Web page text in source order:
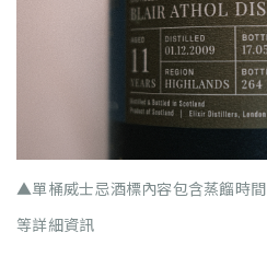
▲單桶威士忌酒標內容包含蒸餾時
等詳細資訊